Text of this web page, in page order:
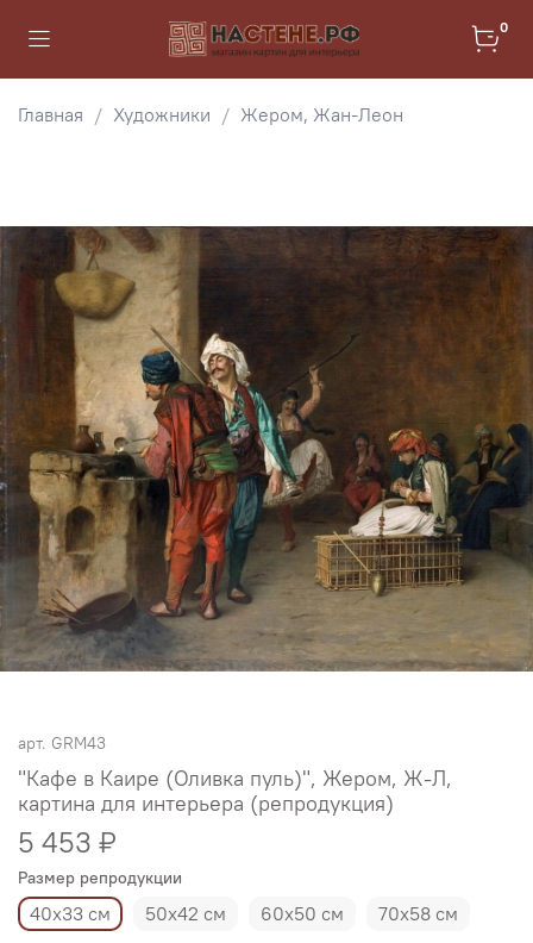
0
Главная Художники Жером, Жан-Леон
арт. GRM43
"Кафе в Каире (Оливка пуль)", Жером, Ж-Л,
картина для интерьера (репродукция)
5 453 ₽
Размер репродукции
40х33 см 50х42 см 60х50 см 70х58 см